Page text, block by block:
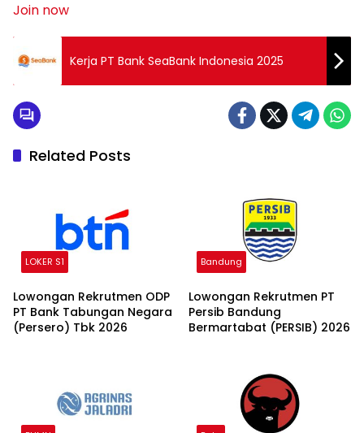
Join now
Kerja PT Bank SeaBank Indonesia 2025
Related Posts
LOKER S1
Lowongan Rekrutmen ODP
PT Bank Tabungan Negara
(Persero) Tbk 2026
Bandung
Lowongan Rekrutmen PT
Persib Bandung
Bermartabat (PERSIB) 2026